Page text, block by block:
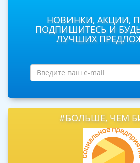
НОВИНКИ, АКЦИИ,
ПОДПИШИТЕСЬ И
ЛУЧШИХ
#БОЛЬШЕ, ЧЕМ